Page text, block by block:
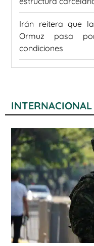
Irán reitera que
Ormuz pasa
condiciones
INTERNACIONAL